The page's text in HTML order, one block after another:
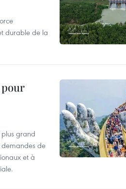
durable de la
pour
plus grand
demandes de
et à